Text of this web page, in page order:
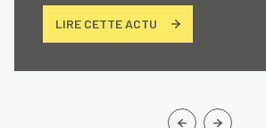
LIRE CETTE ACTU